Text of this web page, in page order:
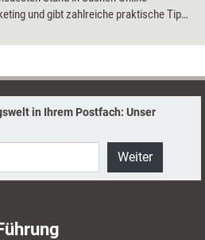
und gibt zahlreiche praktische Tipps
in Ihrem Postfach: Unser
Weiter